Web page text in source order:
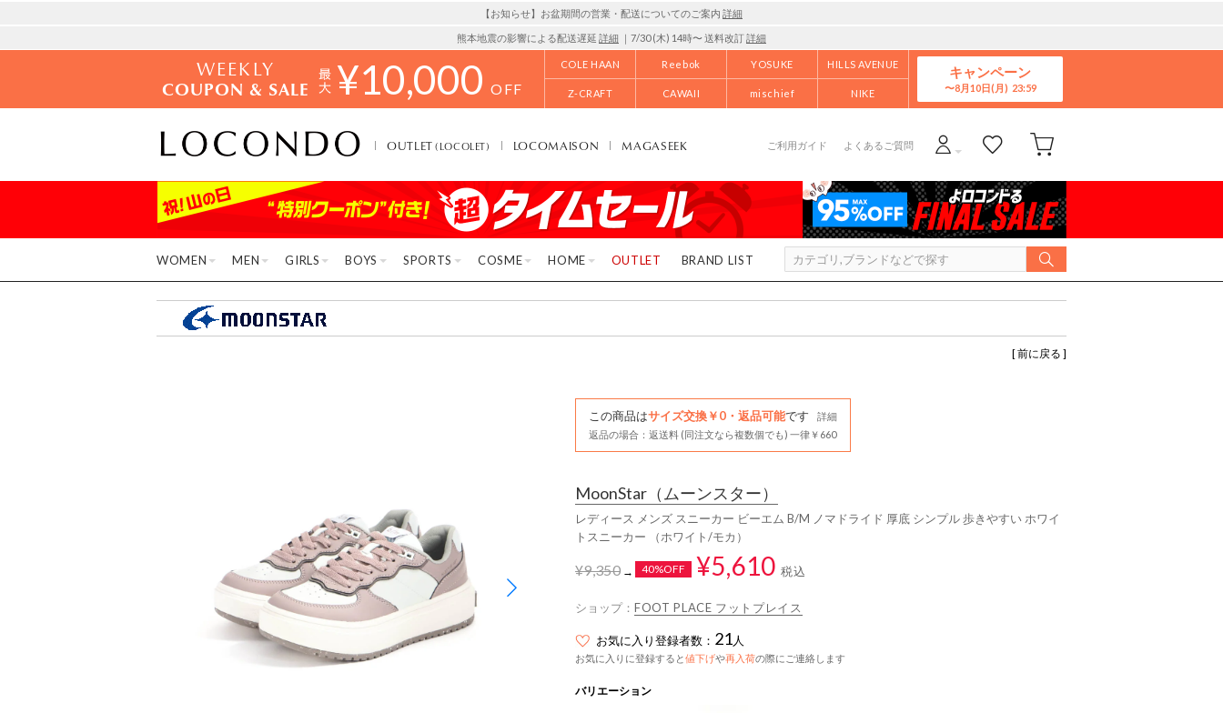
【お知らせ】お盆期間の営業・配送についてのご案内 詳細
熊本地震の影響による配送遅延 詳細 ｜7/30 (木) 14時〜 送料改訂詳細
WEEKLY
COUPON & SALE ¥10,000 OFF
COLE HAAN Reebok YOSUKE HILLS AVENUE
Z-CRAFT CAWAII mischief NIKE
キャンペーン
8月10日(月)
OUTLET(LOCOLET) LOCOMAISON MAGASEEK ご利用ガイド よくあるご質問
WOMEN MEN GIRLS BOYS SPORTS COSME HOME OUTLET BRAND LIST
[ 前に戻る ]
この商品はサイズ交換￥0・返品可能です
詳細
返品の場合：返送料 (同注文なら複数個でも) 一律￥660
MoonStar （ムーンスター）
レディース メンズ スニーカー ビーエム B/M ノマドライド 厚底 シンプル 歩きやすい ホワイ
トスニーカー （ホワイト/モカ）
¥9,350→ 40%OFF ¥5,610 税込
ショップ： FOOT PLACE フットプレイス
お気に入り登録者数： 21人
お気に入りに登録すると値下げや再入荷の際にご連絡します
バリエーション